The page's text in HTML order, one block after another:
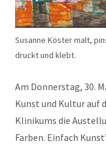
Susanne Köster malt,
druckt und klebt.
Am Donnerstag, 30.
Kunst und Kultur auf
Klinikums die
Farben. Einfach